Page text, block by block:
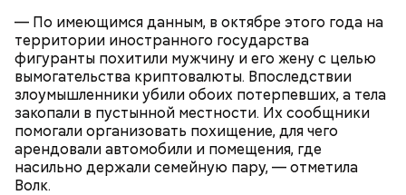
— По имеющимся данным, в октябре этого года на
территории иностранного государства
фигуранты похитили мужчину и его жену с целью
вымогательства криптовалюты. Впоследствии
злоумышленники убили обоих потерпевших, а тела
закопали в пустынной местности. Их сообщники
помогали организовать похищение, для чего
арендовали автомобили и помещения, где
насильно держали семейную пару, — отметила
Волк.